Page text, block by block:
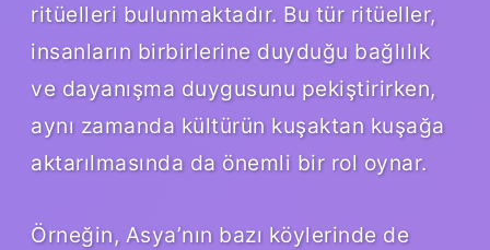
ritüelleri bulunmaktadır. Bu tür ritüeller,
insanların birbirlerine duyduğu bağlılık
ve dayanışma duygusunu pekiştirirken,
aynı zamanda kültürün kuşaktan kuşağa
aktarılmasında da önemli bir rol oynar.
Örneğin, Asya’nın bazı köylerinde de